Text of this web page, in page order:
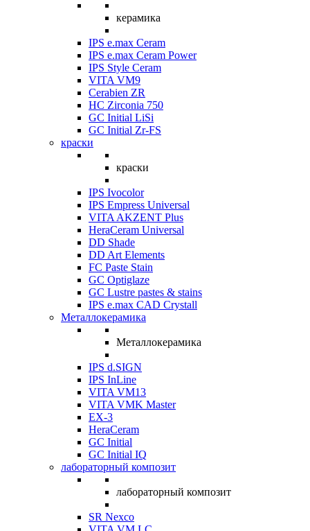
керамика
IPS e.max Ceram
IPS e.max Ceram Power
IPS Style Ceram
VITA VM9
Cerabien ZR
HC Zirconia 750
GC Initial LiSi
GC Initial Zr-FS
краски
краски
IPS Ivocolor
IPS Empress Universal
VITA AKZENT Plus
HeraCeram Universal
DD Shade
DD Art Elements
FC Paste Stain
GC Optiglaze
GC Lustre pastes & stains
IPS e.max CAD Crystall
Металлокерамика
Металлокерамика
IPS d.SIGN
IPS InLine
VITA VM13
VITA VMK Master
EX-3
HeraCeram
GC Initial
GC Initial IQ
лабораторный композит
лабораторный композит
SR Nexco